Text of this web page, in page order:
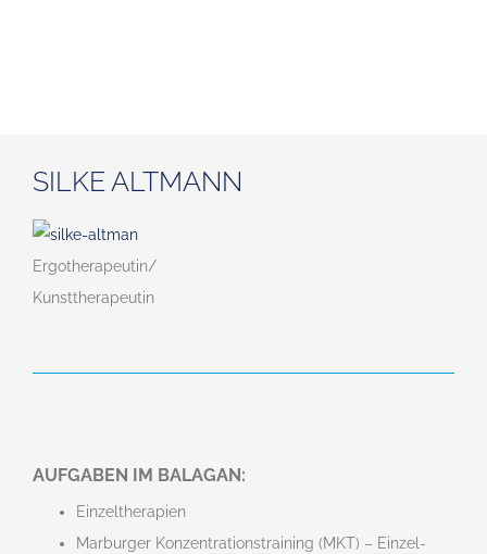
SILKE ALTMANN
Ergotherapeutin/
Kunsttherapeutin
AUFGABEN IM BALAGAN:
Einzeltherapien
Marburger Konzentrationstraining (MKT) – Einzel-